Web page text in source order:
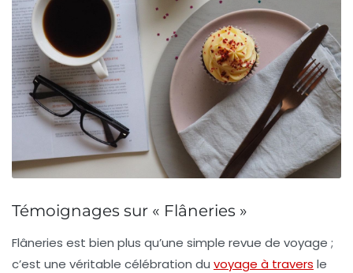
Témoignages sur « Flâneries »
Flâneries est bien plus qu’une simple revue de voyage ;
c’est une véritable célébration du voyage à travers le